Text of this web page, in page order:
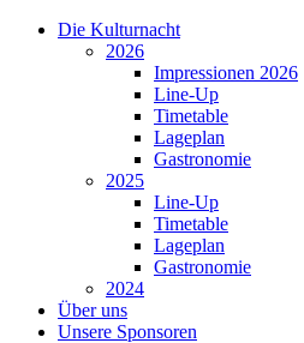
Die Kulturnacht
2026
Impressionen 2026
Line-Up
Timetable
Lageplan
Gastronomie
2025
Line-Up
Timetable
Lageplan
Gastronomie
2024
Über uns
Unsere Sponsoren